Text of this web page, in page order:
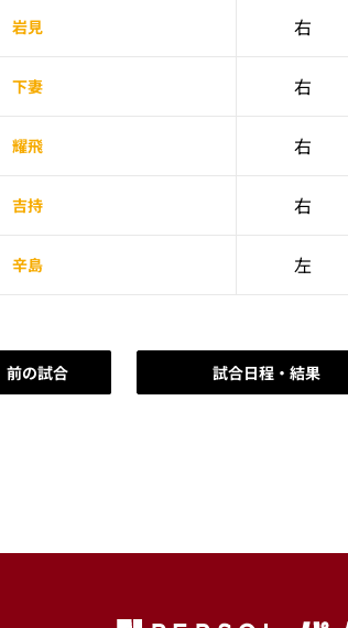
岩見 右
下妻 右
耀飛 右
吉持 右
辛島 左
前の試合 試合日程・結果